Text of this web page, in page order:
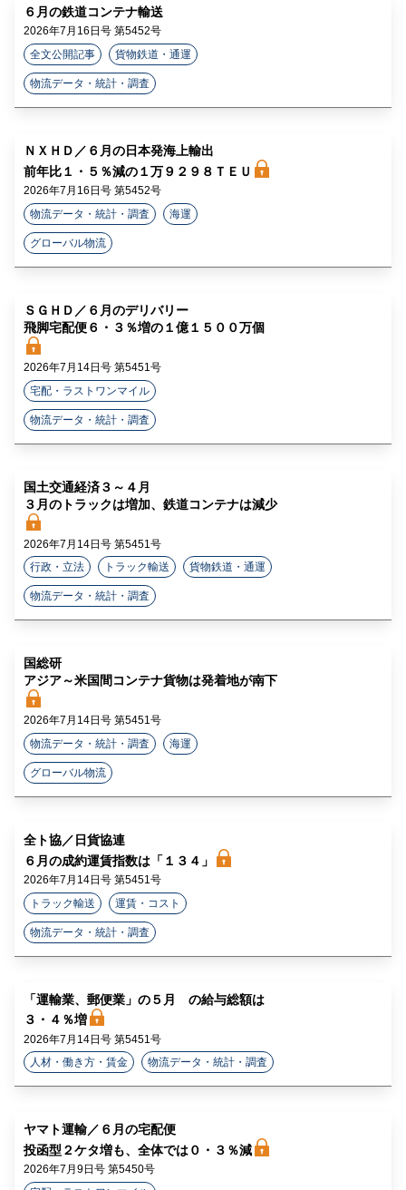
６月の鉄道コンテナ輸送
2026年7月16日号 第5452号
全文公開記事
貨物鉄道・通運
物流データ・統計・調査
ＮＸＨＤ／６月の日本発海上輸出
前年比１・５％減の１万９２９８ＴＥＵ
2026年7月16日号 第5452号
物流データ・統計・調査
海運
グローバル物流
ＳＧＨＤ／６月のデリバリー
飛脚宅配便６・３％増の１億１５００万個
2026年7月14日号 第5451号
宅配・ラストワンマイル
物流データ・統計・調査
国土交通経済３～４月
３月のトラックは増加、鉄道コンテナは減少
2026年7月14日号 第5451号
行政・立法
トラック輸送 貨物鉄道・通運
物流データ・統計・調査
国総研
アジア～米国間コンテナ貨物は発着地が南下
2026年7月14日号 第5451号
物流データ・統計・調査
海運
グローバル物流
全ト協／日貨協連
６月の成約運賃指数は「１３４」
2026年7月14日号 第5451号
トラック輸送
運賃・コスト
物流データ・統計・調査
「運輸業、郵便業」の５月 の給与総額は
３・４％増
2026年7月14日号 第5451号
人材・働き方・賃金
物流データ・統計・調査
ヤマト運輸／６月の宅配便
投函型２ケタ増も、全体では０・３％減
2026年7月9日号 第5450号